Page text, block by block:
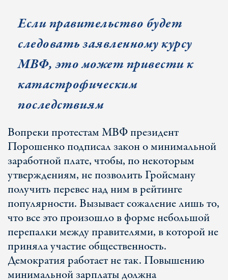
Если правительство будет
следовать заявленному курсу
МВФ, это может привести к
катастрофическим
последствиям
Вопреки протестам МВФ президент
Порошенко подписал закон о минимальной
заработной плате, чтобы, по некоторым
утверждениям, не позволить Гройсману
получить перевес над ним в рейтинге
популярности. Вызывает сожаление лишь то,
что все это произошло в форме небольшой
перепалки между правителями, в которой не
приняла участие общественность.
Демократия работает не так. Повышению
минимальной зарплаты должна